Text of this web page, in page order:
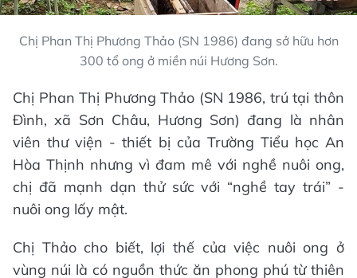
Chị Phan Thị Phương Thảo (SN 1986) đang sở hữu hơn
300 tổ ong ở miền núi Hương Sơn.
Chị Phan Thị Phương Thảo (SN 1986, trú tại thôn
Đình, xã Sơn Châu, Hương Sơn) đang là nhân
viên thư viện - thiết bị của Trường Tiểu học An
Hòa Thịnh nhưng vì đam mê với nghề nuôi ong,
chị đã mạnh dạn thử sức với “nghề tay trái” -
nuôi ong lấy mật.
Chị Thảo cho biết, lợi thế của việc nuôi ong ở
vùng núi là có nguồn thức ăn phong phú từ thiên